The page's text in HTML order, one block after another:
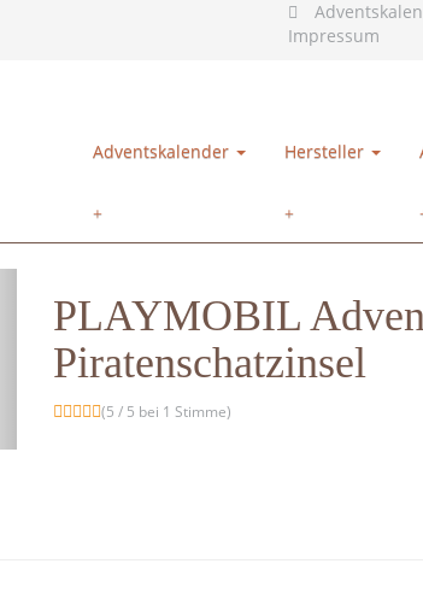
Impressum
Adventskalender Hersteller
PLAYMOBIL
Piratenschatzinsel
(5 / 5 bei 1 Stimme)